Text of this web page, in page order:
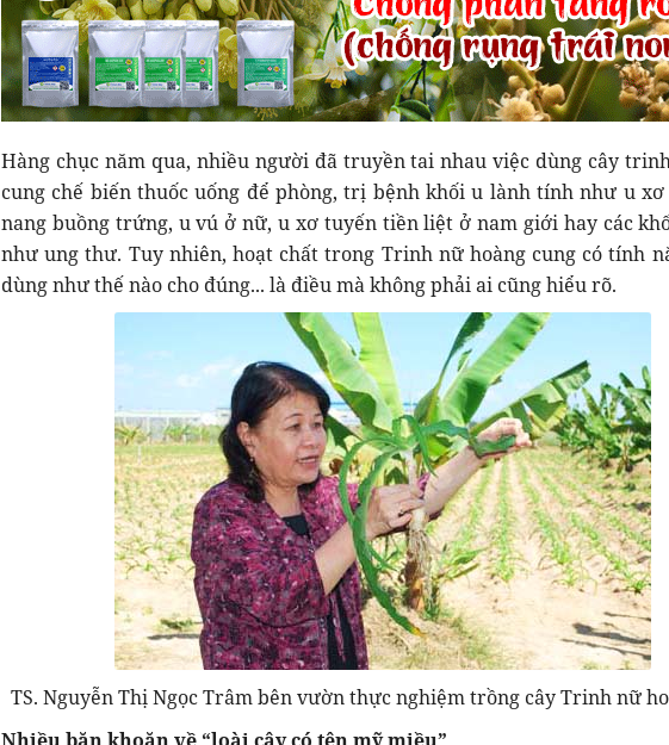
Hàng chục năm qua, nhiều người đã truyền tai nhau việc dùng cây
cung chế biến thuốc uống để phòng, trị bệnh khối u lành tính như u
nang buồng trứng, u vú ở nữ, u xơ tuyến tiền liệt ở nam giới hay các
như ung thư. Tuy nhiên, hoạt chất trong Trinh nữ hoàng cung có tính
dùng như thế nào cho đúng... là điều mà không phải ai cũng hiểu rõ.
TS. Nguyễn Thị Ngọc Trâm bên vườn thực nghiệm trồng cây Trinh nữ